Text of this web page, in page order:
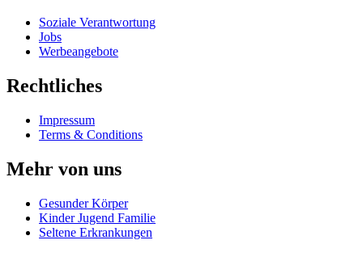
Soziale Verantwortung
Jobs
Werbeangebote
Rechtliches
Impressum
Terms & Conditions
Mehr von uns
Gesunder Körper
Kinder Jugend Familie
Seltene Erkrankungen